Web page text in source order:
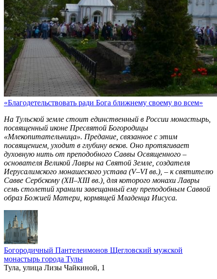
«Благодетельствовать ради Бога ближнему своему во всем»
На Тульской земле стоит единственный в России монастырь,
посвященный иконе Пресвятой Богородицы
«Млекопитательница». Предание, связанное с этим
посвящением, уходит в глубину веков. Оно протягивает
духовную нить от преподобного Саввы Освященного –
основателя Великой Лавры на Святой Земле, создателя
Иерусалимского монашеского устава (V–VI вв.), – к святителю
Савве Сербскому (XII–XIII вв.), для которого монахи Лавры
семь столетий хранили завещанный ему преподобным Саввой
образ Божией Матери, кормящей Младенца Иисуса.
Богородичный Пантелеимонов Щегловский мужской
монастырь города Тулы
Тула, улица Лизы Чайкиной, 1